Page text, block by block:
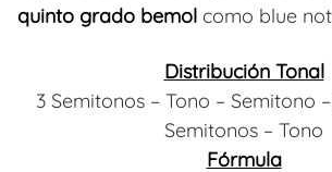
quinto grado bemol como blue
Distribución Tonal
3 Semitonos – Tono – Semitono
Semitonos – Tono
Fórmula